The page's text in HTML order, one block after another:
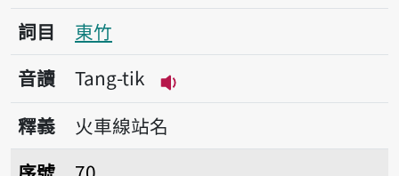
詞目
東竹
音讀
Tang-tik
播放音讀Tang-tik
釋義
火車線站名
序號70富里